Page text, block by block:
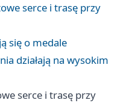
serce i trasę przy
się o medale
działają na wysokim
serce i trasę przy